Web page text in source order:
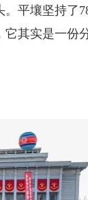
平壤坚持了
其实是一份